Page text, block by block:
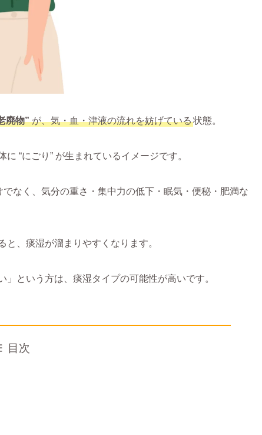
廃物”が、気・血・津液の流れを妨げている状態。
“にごり” が生まれているイメージです。
なく、気分の重さ・集中力の低下・眠気・便秘・肥満な
、痰湿が溜まりやすくなります。
」という方は、痰湿タイプの可能性が高いです。
目次